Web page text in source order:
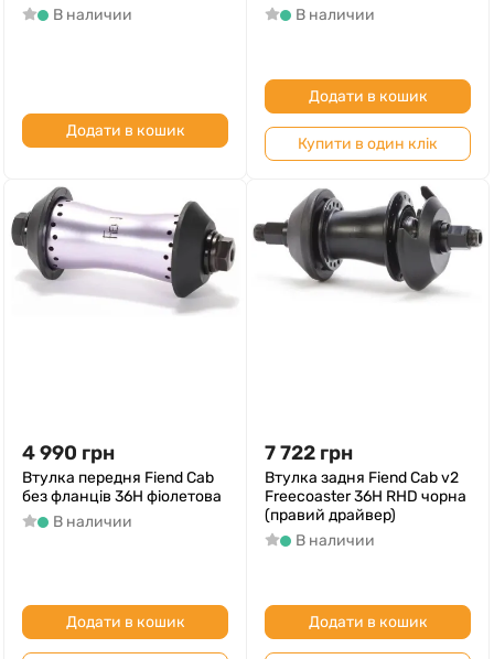
В наличии
Додати в кошик
В наличии
Додати в кошик
Купити в один клік
4 990 грн
Втулка передня Fiend Cab
без фланців 36H фіолетова
В наличии
Додати в кошик
7 722 грн
Втулка задня Fiend Cab v2
Freecoaster 36H RHD чорна
(правий драйвер)
В наличии
Додати в кошик